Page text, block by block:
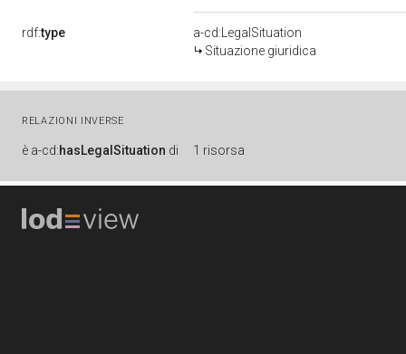
rdf:type
a-cd:LegalSituation
Situazione giuridica
RELAZIONI INVERSE
è a-cd:hasLegalSituation di 1 risorsa